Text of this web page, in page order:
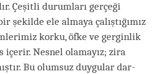
Çeşitli durumları gerçeği
şekilde ele almaya çalıştığımız
korku, öfke ve gerginlik
içerir. Nesnel olamayız; zira
Bu olumsuz duygular dar-